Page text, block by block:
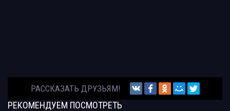
РАССКАЗАТЬ ДРУЗЬЯМ!
РЕКОМЕНДУЕМ ПОСМОТРЕТЬ